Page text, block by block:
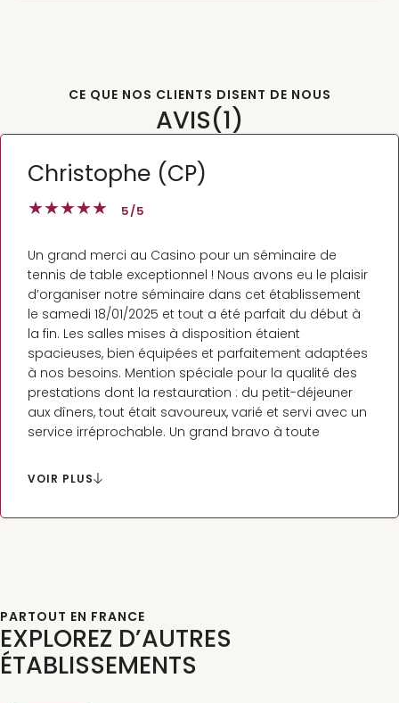
Une salle de spectacles de 790 m², entièrement
modulable d'une capacité de 10 à 850 personnes, notre
envies : journée d’études, lancement de produits,
cocktails, arbre de Noël, soirée de fin d'année, réunions.
CE QUE NOS CLIENTS DISENT DE NOUS
AVIS(1)
Christophe (CP)
★★★★★ 5/5
Un grand merci au Casino pour un séminaire de
tennis de table exceptionnel ! Nous avons eu le plaisir
d’organiser notre séminaire dans cet établissement
le samedi 18/01/2025 et tout a été parfait du début à
la fin. Les salles mises à disposition étaient
spacieuses, bien équipées et parfaitement adaptées
à nos besoins. Mention spéciale pour la qualité des
prestations dont la restauration : du petit-déjeuner
aux dîners, tout était savoureux, varié et servi avec un
service irréprochable. Un grand bravo à toute
et son accueil chaleureux. Nous reviendrons sans
VOIR PLUS
PARTOUT EN FRANCE
EXPLOREZ D’AUTRES
ÉTABLISSEMENTS